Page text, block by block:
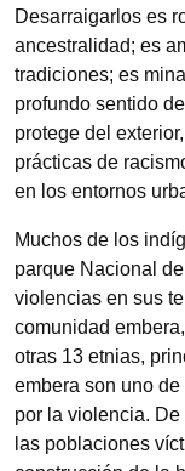
Desarraigarlos es
ancestralidad; es
tradiciones; es
profundo sentido
protege del
prácticas de
en los entornos
Muchos de los
parque Nacional
violencias en sus
comunidad
otras 13 etnias,
embera son uno
por la violencia.
las poblaciones